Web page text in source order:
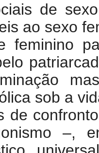
de
ao sexo
feminino
sob a
de
–,